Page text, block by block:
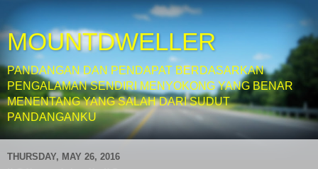
MOUNTDWELLER
PANDANGAN DAN PENDAPAT BERDASARKAN
PENGALAMAN SENDIRI MENYOKONG YANG BENAR
MENENTANG YANG SALAH DARI SUDUT
PANDANGANKU
THURSDAY, MAY 26, 2016